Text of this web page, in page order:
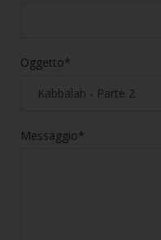
Oggetto*
Messaggio*